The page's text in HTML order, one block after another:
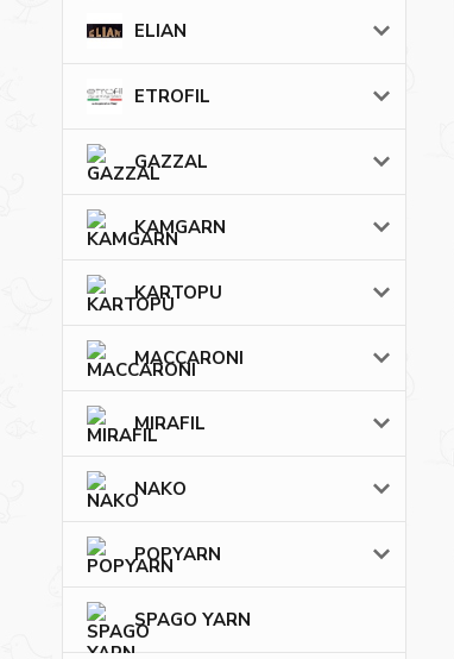
ELIAN
ETROFIL
GAZZAL
KAMGARN
KARTOPU
MACCARONI
MIRAFIL
NAKO
POPYARN
SPAGO YARN